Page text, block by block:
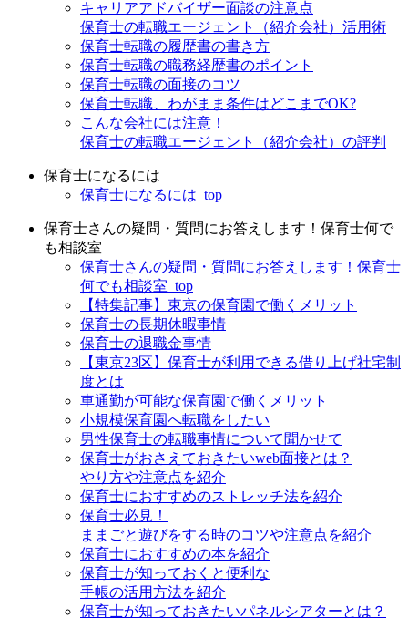
キャリアアドバイザー面談の注意点
保育士の転職エージェント（紹介会社）活用術
保育士転職の履歴書の書き方
保育士転職の職務経歴書のポイント
保育士転職の面接のコツ
保育士転職、わがまま条件はどこまでOK?
こんな会社には注意！
保育士の転職エージェント（紹介会社）の評判
保育士になるには
保育士になるには_top
保育士さんの疑問・質問にお答えします！保育士何で
も相談室
保育士さんの疑問・質問にお答えします！保育士
何でも相談室_top
【特集記事】東京の保育園で働くメリット
保育士の長期休暇事情
保育士の退職金事情
【東京23区】保育士が利用できる借り上げ社宅制
度とは
車通勤が可能な保育園で働くメリット
小規模保育園へ転職をしたい
男性保育士の転職事情について聞かせて
保育士がおさえておきたいweb面接とは？
やり方や注意点を紹介
保育士におすすめのストレッチ法を紹介
保育士必見！
ままごと遊びをする時のコツや注意点を紹介
保育士におすすめの本を紹介
保育士が知っておくと便利な
手帳の活用方法を紹介
保育士が知っておきたいパネルシアターとは？